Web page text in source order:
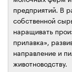
предприятий. В
собственной
наращивать
прилавка»,
направление и
животноводству.